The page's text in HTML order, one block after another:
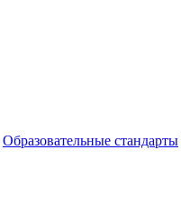
Образовательные стандарты